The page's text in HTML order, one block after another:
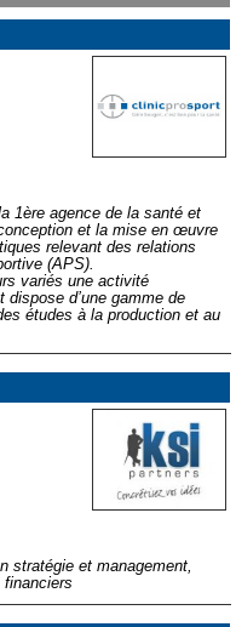
1ère agence de la santé et
et la mise en œuvre
relevant des relations
(APS).
variés une activité
d’une gamme de
études à la production et au
stratégie et management,